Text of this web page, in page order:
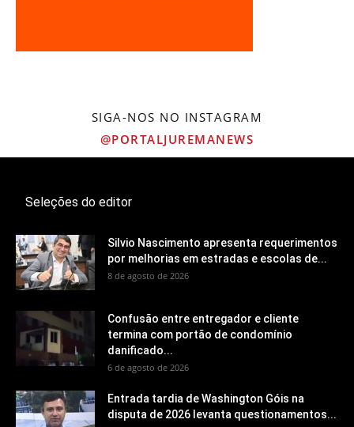
SIGA-NOS NO INSTAGRAM
@PORTALJUREMANEWS
Seleções do editor
Silvio Nascimento apresenta requerimentos
por melhorias em estradas e escolas de...
8 de agosto de 2026
Confusão entre entregador e cliente
termina com portão de condomínio
danificado...
6 de agosto de 2026
Entrada tardia de Washington Góis na
disputa de 2026 levanta questionamentos...